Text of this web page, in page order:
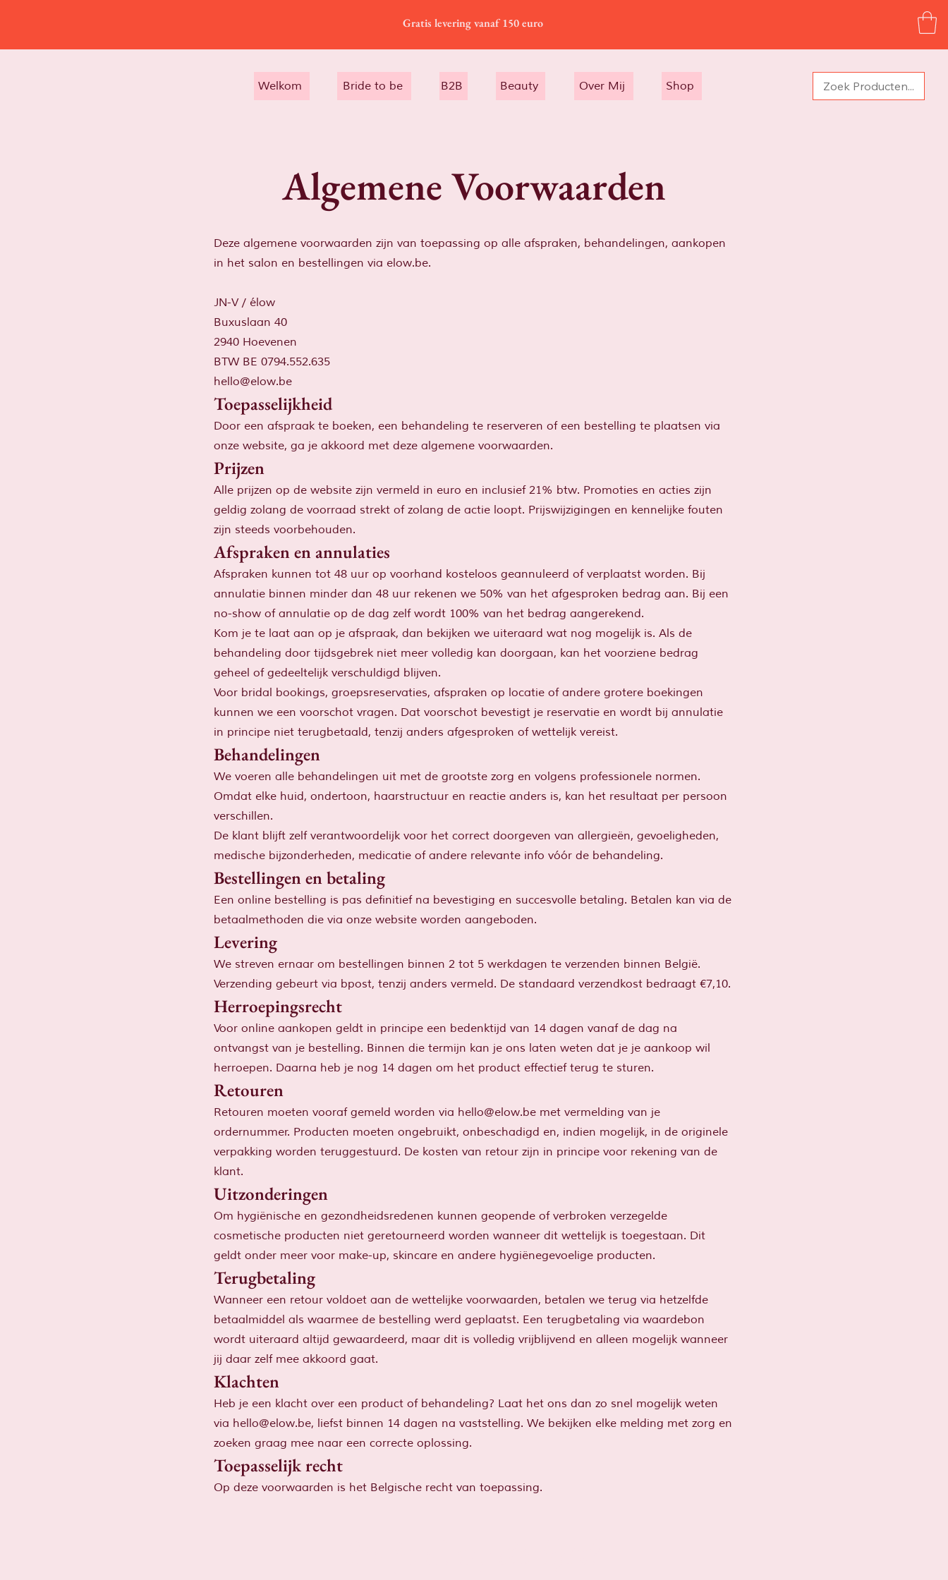
Gratis levering vanaf 150 euro
Welkom Bride to be B2B Beauty Over Mij Shop
Algemene Voorwaarden
Deze algemene voorwaarden zijn van toepassing op alle afspraken, behandelingen, aankopen
in het salon en bestellingen via elow.be.
JN-V / élow
Buxuslaan 40
2940 Hoevenen
BTW BE 0794.552.635
hello@elow.be
Toepasselijkheid
Door een afspraak te boeken, een behandeling te reserveren of een bestelling te plaatsen via
onze website, ga je akkoord met deze algemene voorwaarden.
Prijzen
Alle prijzen op de website zijn vermeld in euro en inclusief 21% btw. Promoties en acties zijn
geldig zolang de voorraad strekt of zolang de actie loopt. Prijswijzigingen en kennelijke fouten
zijn steeds voorbehouden.
Afspraken en annulaties
Afspraken kunnen tot 48 uur op voorhand kosteloos geannuleerd of verplaatst worden. Bij
annulatie binnen minder dan 48 uur rekenen we 50% van het afgesproken bedrag aan. Bij een
no-show of annulatie op de dag zelf wordt 100% van het bedrag aangerekend.
Kom je te laat aan op je afspraak, dan bekijken we uiteraard wat nog mogelijk is. Als de
behandeling door tijdsgebrek niet meer volledig kan doorgaan, kan het voorziene bedrag
geheel of gedeeltelijk verschuldigd blijven.
Voor bridal bookings, groepsreservaties, afspraken op locatie of andere grotere boekingen
kunnen we een voorschot vragen. Dat voorschot bevestigt je reservatie en wordt bij annulatie
in principe niet terugbetaald, tenzij anders afgesproken of wettelijk vereist.
Behandelingen
We voeren alle behandelingen uit met de grootste zorg en volgens professionele normen.
Omdat elke huid, ondertoon, haarstructuur en reactie anders is, kan het resultaat per persoon
verschillen.
De klant blijft zelf verantwoordelijk voor het correct doorgeven van allergieën, gevoeligheden,
medische bijzonderheden, medicatie of andere relevante info vóór de behandeling.
Bestellingen en betaling
Een online bestelling is pas definitief na bevestiging en succesvolle betaling. Betalen kan via de
betaalmethoden die via onze website worden aangeboden.
Levering
We streven ernaar om bestellingen binnen 2 tot 5 werkdagen te verzenden binnen België.
Verzending gebeurt via bpost, tenzij anders vermeld. De standaard verzendkost bedraagt €7,10.
Herroepingsrecht
Voor online aankopen geldt in principe een bedenktijd van 14 dagen vanaf de dag na
ontvangst van je bestelling. Binnen die termijn kan je ons laten weten dat je je aankoop wil
herroepen. Daarna heb je nog 14 dagen om het product effectief terug te sturen.
Retouren
Retouren moeten vooraf gemeld worden via hello@elow.be met vermelding van je
ordernummer. Producten moeten ongebruikt, onbeschadigd en, indien mogelijk, in de originele
verpakking worden teruggestuurd. De kosten van retour zijn in principe voor rekening van de
klant.
Uitzonderingen
Om hygiënische en gezondheidsredenen kunnen geopende of verbroken verzegelde
cosmetische producten niet geretourneerd worden wanneer dit wettelijk is toegestaan. Dit
geldt onder meer voor make-up, skincare en andere hygiënegevoelige producten.
Terugbetaling
Wanneer een retour voldoet aan de wettelijke voorwaarden, betalen we terug via hetzelfde
betaalmiddel als waarmee de bestelling werd geplaatst. Een terugbetaling via waardebon
wordt uiteraard altijd gewaardeerd, maar dit is volledig vrijblijvend en alleen mogelijk wanneer
jij daar zelf mee akkoord gaat.
Klachten
Heb je een klacht over een product of behandeling? Laat het ons dan zo snel mogelijk weten
via hello@elow.be, liefst binnen 14 dagen na vaststelling. We bekijken elke melding met zorg en
zoeken graag mee naar een correcte oplossing.
Toepasselijk recht
Op deze voorwaarden is het Belgische recht van toepassing.